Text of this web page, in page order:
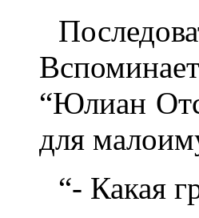
“Юлиан
для
“- Какая